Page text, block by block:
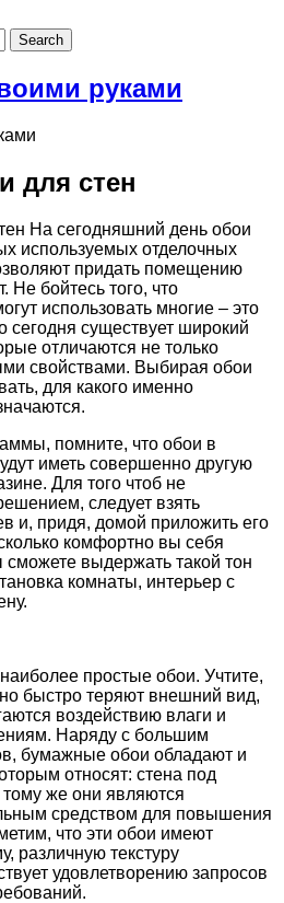
руками
для стен
На сегодняшний день обои
используемых отделочных
придать помещению
Не бойтесь того, что
использовать многие – это
сегодня существует широкий
отличаются не только
свойствами. Выбирая обои
для какого именно
помните, что обои в
иметь совершенно другую
Для того чтоб не
следует взять
и, придя, домой приложить его
комфортно вы себя
сможете выдержать такой тон
комнаты, интерьер с
простые обои. Учтите,
быстро теряют внешний вид,
воздействию влаги и
Наряду с большим
бумажные обои обладают и
относят: стена под
же они являются
средством для повышения
что эти обои имеют
различную текстуру
удовлетворению запросов